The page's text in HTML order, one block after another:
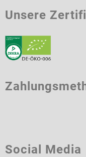
Unsere
Social Media